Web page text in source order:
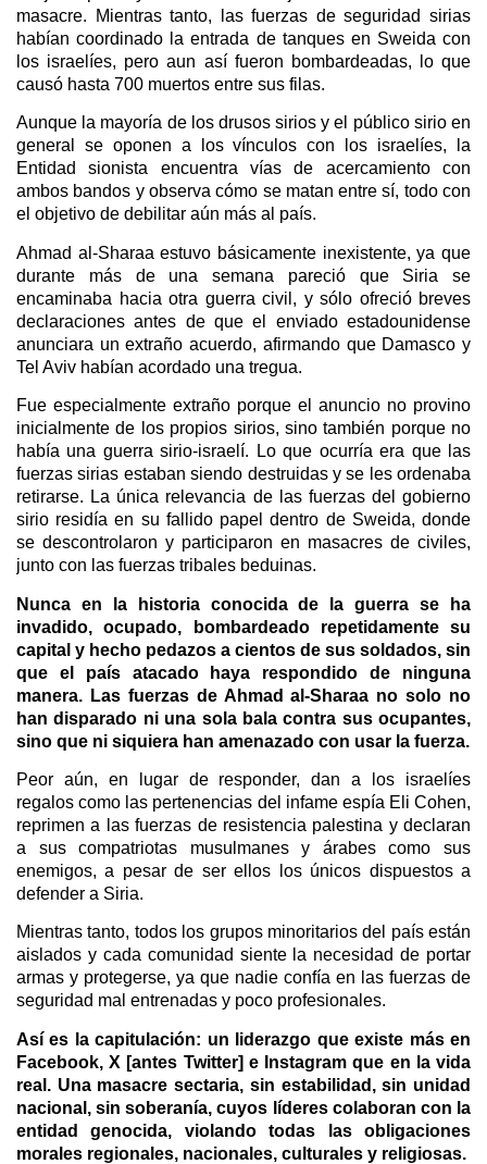
masacre. Mientras tanto, las fuerzas de seguridad sirias
habían coordinado la entrada de tanques en Sweida con
los israelíes, pero aun así fueron bombardeadas, lo que
causó hasta 700 muertos entre sus filas.
Aunque la mayoría de los drusos sirios y el público sirio en
general se oponen a los vínculos con los israelíes, la
Entidad sionista encuentra vías de acercamiento con
ambos bandos y observa cómo se matan entre sí, todo con
el objetivo de debilitar aún más al país.
Ahmad al-Sharaa estuvo básicamente inexistente, ya que
durante más de una semana pareció que Siria se
encaminaba hacia otra guerra civil, y sólo ofreció breves
declaraciones antes de que el enviado estadounidense
anunciara un extraño acuerdo, afirmando que Damasco y
Tel Aviv habían acordado una tregua.
Fue especialmente extraño porque el anuncio no provino
inicialmente de los propios sirios, sino también porque no
había una guerra sirio-israelí. Lo que ocurría era que las
fuerzas sirias estaban siendo destruidas y se les ordenaba
retirarse. La única relevancia de las fuerzas del gobierno
sirio residía en su fallido papel dentro de Sweida, donde
se descontrolaron y participaron en masacres de civiles,
junto con las fuerzas tribales beduinas.
Nunca en la historia conocida de la guerra se ha
invadido, ocupado, bombardeado repetidamente su
capital y hecho pedazos a cientos de sus soldados, sin
que el país atacado haya respondido de ninguna
manera. Las fuerzas de Ahmad al-Sharaa no solo no
han disparado ni una sola bala contra sus ocupantes,
sino que ni siquiera han amenazado con usar la fuerza.
Peor aún, en lugar de responder, dan a los israelíes
regalos como las pertenencias del infame espía Eli Cohen,
reprimen a las fuerzas de resistencia palestina y declaran
a sus compatriotas musulmanes y árabes como sus
enemigos, a pesar de ser ellos los únicos dispuestos a
defender a Siria.
Mientras tanto, todos los grupos minoritarios del país están
aislados y cada comunidad siente la necesidad de portar
armas y protegerse, ya que nadie confía en las fuerzas de
seguridad mal entrenadas y poco profesionales.
Así es la capitulación: un liderazgo que existe más en
Facebook, X [antes Twitter] e Instagram que en la vida
real. Una masacre sectaria, sin estabilidad, sin unidad
nacional, sin soberanía, cuyos líderes colaboran con la
entidad genocida, violando todas las obligaciones
morales regionales, nacionales, culturales y religiosas.